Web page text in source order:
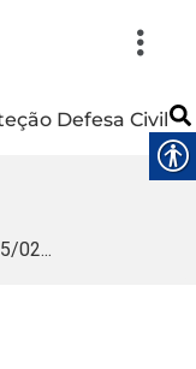
Defesa Civil
02...